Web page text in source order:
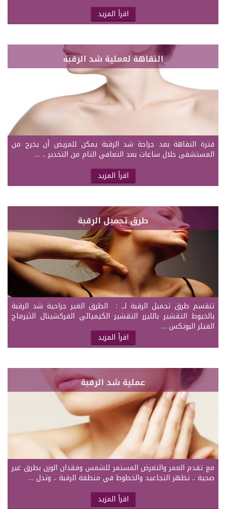
اقرأ المزيد
النقاهة لعملية شد الرقبة
فترة النقاهة بعد جراحة شد الرقبة يمكن للمريض أن يخرج من
المستشفى خلال ساعات بعد التعافي التام من التخدير .. …
اقرأ المزيد
طرق تجميل الرقبة
تنقسم طرق تجميل الرقبة لــ : الطرق الغير جراحية شد الرقبة
بالخيوط التقشير بالليزر التقشير الكيميائي الفركشينال الثيرماج
الفيلر البوتكس …
اقرأ المزيد
عملية شد الرقبة
مع تقدم العمر والتعرض المستمر للشمس وفقدان الوزن بطرق غير
صحية .. تظهر التجاعيد والخطوط في منطقة الرقبة .. وتدل …
اقرأ المزيد